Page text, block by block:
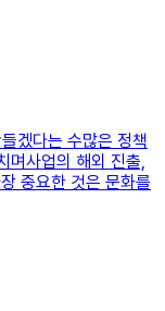
겠다는 수많은 정책
며사업의 해외 진출,
중요한 것은 문화를